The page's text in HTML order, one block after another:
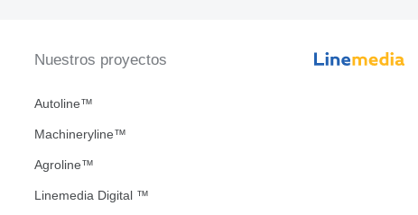
Nuestros proyectos
Autoline™
Machineryline™
Agroline™
Linemedia Digital ™